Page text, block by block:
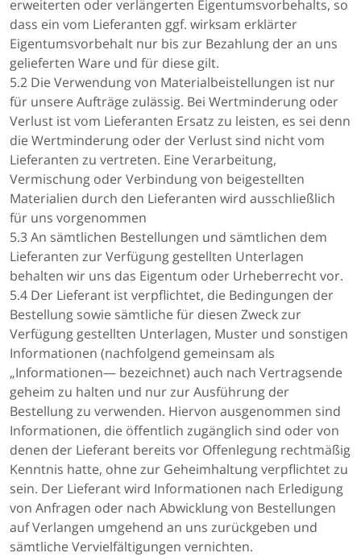
erweiterten oder verlängerten Eigentumsvorbehalts, so
dass ein vom Lieferanten ggf. wirksam erklärter
Eigentumsvorbehalt nur bis zur Bezahlung der an uns
gelieferten Ware und für diese gilt.
5.2 Die Verwendung von Materialbeistellungen ist nur
für unsere Aufträge zulässig. Bei Wertminderung oder
Verlust ist vom Lieferanten Ersatz zu leisten, es sei denn
die Wertminderung oder der Verlust sind nicht vom
Lieferanten zu vertreten. Eine Verarbeitung,
Vermischung oder Verbindung von beigestellten
Materialien durch den Lieferanten wird ausschließlich
für uns vorgenommen
5.3 An sämtlichen Bestellungen und sämtlichen dem
Lieferanten zur Verfügung gestellten Unterlagen
behalten wir uns das Eigentum oder Urheberrecht vor.
5.4 Der Lieferant ist verpflichtet, die Bedingungen der
Bestellung sowie sämtliche für diesen Zweck zur
Verfügung gestellten Unterlagen, Muster und sonstigen
Informationen (nachfolgend gemeinsam als
„Informationen― bezeichnet) auch nach Vertragsende
geheim zu halten und nur zur Ausführung der
Bestellung zu verwenden. Hiervon ausgenommen sind
Informationen, die öffentlich zugänglich sind oder von
denen der Lieferant bereits vor Offenlegung rechtmäßig
Kenntnis hatte, ohne zur Geheimhaltung verpflichtet zu
sein. Der Lieferant wird Informationen nach Erledigung
von Anfragen oder nach Abwicklung von Bestellungen
auf Verlangen umgehend an uns zurückgeben und
sämtliche Vervielfältigungen vernichten.